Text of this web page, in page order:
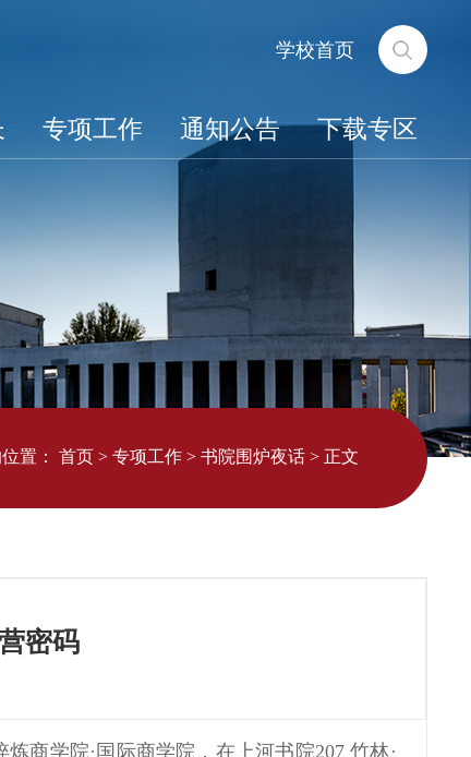
学校首页
专项工作 通知公告 下载专区
置： 首页 > 专项工作 > 书院围炉夜话 > 正文
密码
商学院·国际商学院，在上河书院207 竹林·